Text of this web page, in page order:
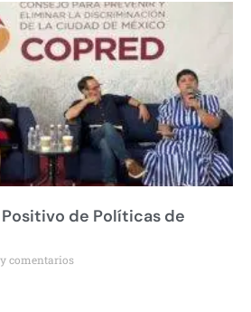
de Políticas de
comentarios